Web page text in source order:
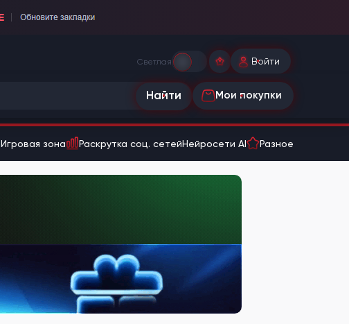
Светлая Войти
Найти Мои покупки
Игровая зона Раскрутка соц. сетейНейросети AI Разное